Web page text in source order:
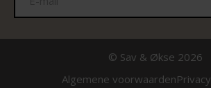
© Sav & Økse 2026
Algemene voorwaardenPrivacy